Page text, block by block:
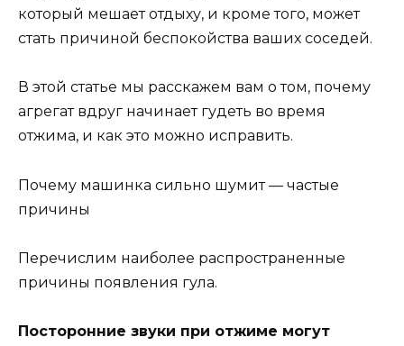
который мешает отдыху, и кроме того, может
стать причиной беспокойства ваших соседей.
В этой статье мы расскажем вам о том, почему
агрегат вдруг начинает гудеть во время
отжима, и как это можно исправить.
Почему машинка сильно шумит — частые
причины
Перечислим наиболее распространенные
причины появления гула.
Посторонние звуки при отжиме могут